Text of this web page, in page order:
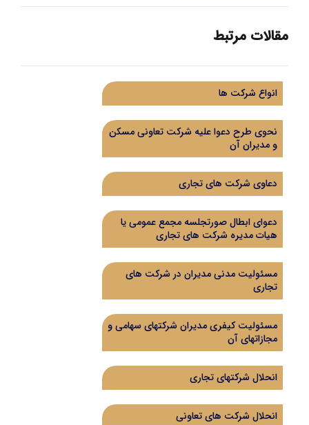
مقالات مرتبط
انواع شرکت ها
نحوی طرح دعوا علیه شرکت تعاونی مسکن
و مدیران آن
دعاوی شرکت های تجاری
دعوای ابطال صورتجلسه مجمع عمومی یا
هیات مدیره شرکت های تجاری
مسئولیت مدنی مدیران در شرکت های
تجاری
مسئولیت کیفری مدیران شرکتهای سهامی و
مجازاتهای آن
انحلال شرکتهای تجاری
انحلال شرکت های تعاونی